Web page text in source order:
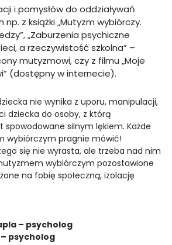
i pomysłów do oddziaływań
z książki „Mutyzm wybiórczy.
„Zaburzenia psychiczne
a rzeczywistość szkolna” –
mutyzmowi, czy z filmu „Moje
(dostępny w internecie).
nie wynika z uporu, manipulacji,
dziecka do osoby, z którą
spowodowane silnym lękiem. Każde
wybiórczym pragnie mówić!
się nie wyrasta, ale trzeba nad nim
wybiórczym pozostawione
na fobię społeczną, izolację
– psycholog
psycholog